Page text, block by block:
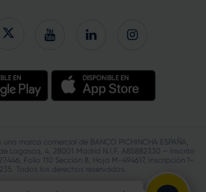
marca comercial de BANCO PICHINCHA ESPAÑA,
Lagasca, 4, 28001 Madrid N.I.F. A85882330 – Inscrito
Folio 110 Sección 8, Hoja M-494617, Inscripción 1-
Todos los derechos reservados.